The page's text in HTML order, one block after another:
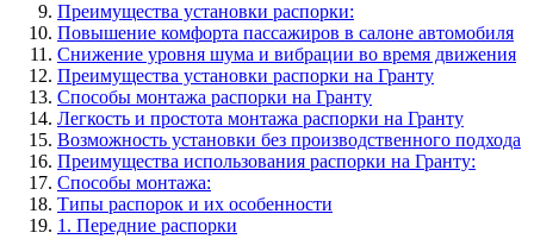
Преимущества установки распорки:
Повышение комфорта пассажиров в салоне автомобиля
Снижение уровня шума и вибрации во время движения
Преимущества установки распорки на Гранту
Способы монтажа распорки на Гранту
Легкость и простота монтажа распорки на Гранту
Возможность установки без производственного подхода
Преимущества использования распорки на Гранту:
Способы монтажа:
Типы распорок и их особенности
1. Передние распорки